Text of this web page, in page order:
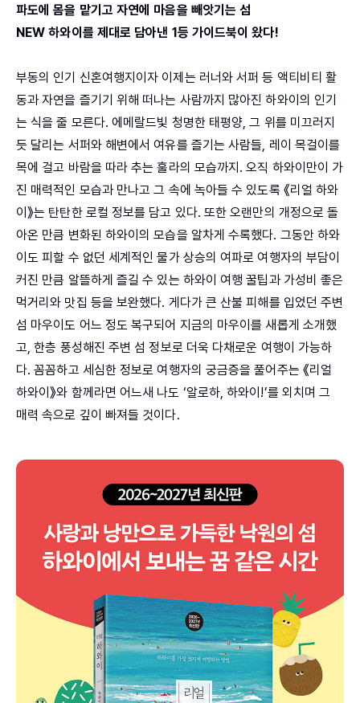
파도에 몸을 맡기고 자연에 마음을 빼앗기는 섬
NEW 하와이를 제대로 담아낸 1등 가이드북이 왔다!
부동의 인기 신혼여행지이자 이제는 러너와 서퍼 등 액티비티 활
동과 자연을 즐기기 위해 떠나는 사람까지 많아진 하와이의 인기
는 식을 줄 모른다. 에메랄드빛 청명한 태평양, 그 위를 미끄러지
듯 달리는 서퍼와 해변에서 여유를 즐기는 사람들, 레이 목걸이를
목에 걸고 바람을 따라 추는 훌라의 모습까지. 오직 하와이만이 가
진 매력적인 모습과 만나고 그 속에 녹아들 수 있도록 《리얼 하와
이》는 탄탄한 로컬 정보를 담고 있다. 또한 오랜만의 개정으로 돌
아온 만큼 변화된 하와이의 모습을 알차게 수록했다. 그동안 하와
이도 피할 수 없던 세계적인 물가 상승의 여파로 여행자의 부담이
커진 만큼 알뜰하게 즐길 수 있는 하와이 여행 꿀팁과 가성비 좋은
먹거리와 맛집 등을 보완했다. 게다가 큰 산불 피해를 입었던 주변
섬 마우이도 어느 정도 복구되어 지금의 마우이를 새롭게 소개했
고, 한층 풍성해진 주변 섬 정보로 더욱 다채로운 여행이 가능하
다. 꼼꼼하고 세심한 정보로 여행자의 궁금증을 풀어주는 《리얼
하와이》와 함께라면 어느새 나도 ‘알로하, 하와이!’를 외치며 그
매력 속으로 깊이 빠져들 것이다.